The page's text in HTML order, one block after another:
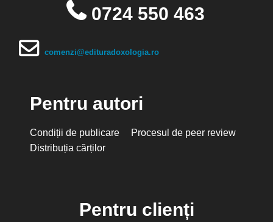
0724 550 463
comenzi@edituradoxologia.ro
Pentru autori
Condiții de publicare
Procesul de peer review
Distribuția cărților
Pentru clienți